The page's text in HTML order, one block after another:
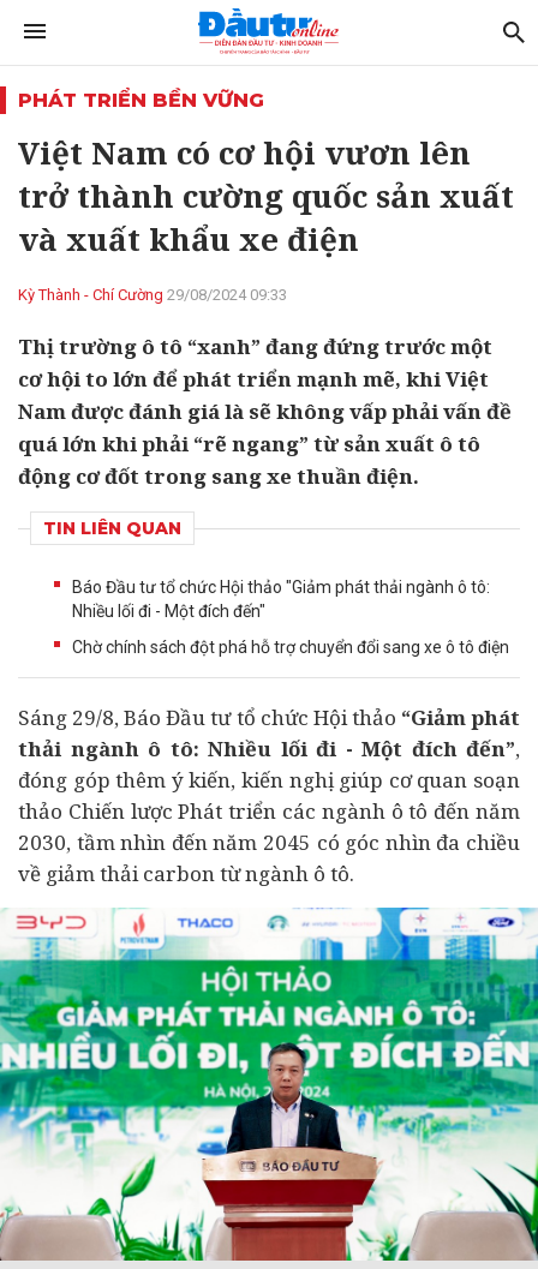
PHÁT TRIỂN BỀN VỮNG
Việt Nam có cơ hội vươn lên
trở thành cường quốc sản xuất
và xuất khẩu xe điện
Kỳ Thành - Chí Cường 29/08/2024 09:33
Thị trường ô tô “xanh” đang đứng trước một
cơ hội to lớn để phát triển mạnh mẽ, khi Việt
Nam được đánh giá là sẽ không vấp phải vấn đề
quá lớn khi phải “rẽ ngang” từ sản xuất ô tô
động cơ đốt trong sang xe thuần điện.
TIN LIÊN QUAN
Báo Đầu tư tổ chức Hội thảo "Giảm phát thải ngành ô tô:
Nhiều lối đi - Một đích đến"
Chờ chính sách đột phá hỗ trợ chuyển đổi sang xe ô tô điện
Sáng 29/8, Báo Đầu tư tổ chức Hội thảo “Giảm phát
thải ngành ô tô: Nhiều lối đi - Một đích đến”,
đóng góp thêm ý kiến, kiến nghị giúp cơ quan soạn
thảo Chiến lược Phát triển các ngành ô tô đến năm
2030, tầm nhìn đến năm 2045 có góc nhìn đa chiều
về giảm thải carbon từ ngành ô tô.